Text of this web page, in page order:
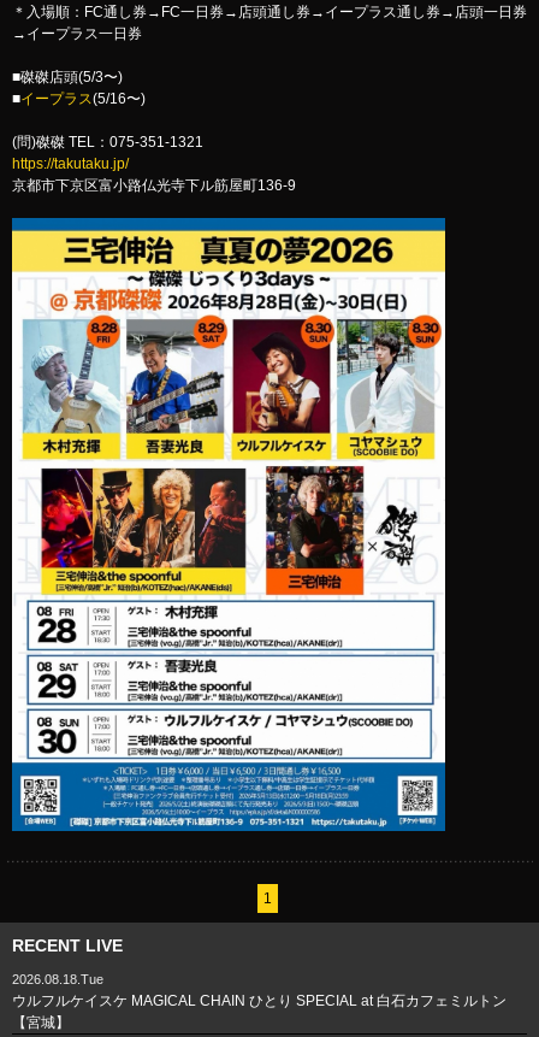
＊入場順：FC通し券→FC一日券→店頭通し券→イープラス通し券→店頭一日券
→イープラス一日券
■磔磔店頭(5/3〜)
■イープラス(5/16〜)
(問)磔磔 TEL：075-351-1321
https://takutaku.jp/
京都市下京区富小路仏光寺下ル筋屋町136-9
1
RECENT LIVE
2026.08.18.Tue
ウルフルケイスケ MAGICAL CHAIN ひとり SPECIAL at 白石カフェミルトン
【宮城】